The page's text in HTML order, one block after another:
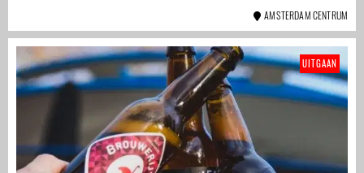
Proeflokaal ’t Blauwe Theehuis tapt beste